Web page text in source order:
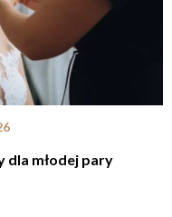
dla młodej pary